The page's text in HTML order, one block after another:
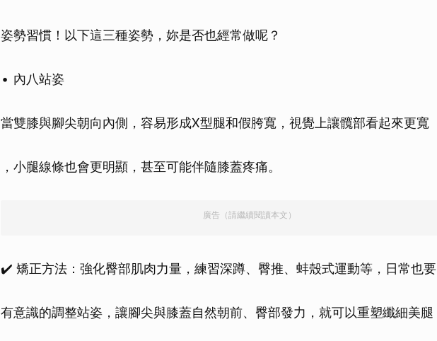
姿勢習慣！以下這三種姿勢，妳是否也經常做呢？
內八站姿
當雙膝與腳尖朝向內側，容易形成X型腿和假胯寬，視覺上讓髖部看起來更寬
，小腿線條也會更明顯，甚至可能伴隨膝蓋疼痛。
廣告（請繼續閱讀本文）
✔️ 矯正方法：強化臀部肌肉力量，練習深蹲、臀推、蚌殼式運動等，日常也要
有意識的調整站姿，讓腳尖與膝蓋自然朝前、臀部發力，就可以重塑纖細美腿
取消